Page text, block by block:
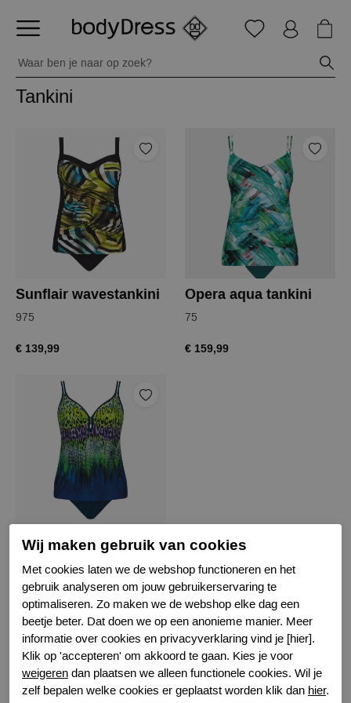
Tankini
Sunflair wavestankini
975
€ 139,99
Opera aqua tankini
75
€ 159,99
Sunflair panter green tankini
3075
€ 129,99
Filter
Wij maken gebruik van cookies
Met cookies laten we de webshop functioneren en het
gebruik analyseren om jouw gebruikerservaring te
optimaliseren. Zo maken we de webshop elke dag een
beetje beter. Dat doen we op een anonieme manier. Meer
informatie over cookies en privacyverklaring vind je [hier].
Klik op 'accepteren' om akkoord te gaan. Kies je voor
weigeren dan plaatsen we alleen functionele cookies. Wil je
zelf bepalen welke cookies er geplaatst worden klik dan hier.